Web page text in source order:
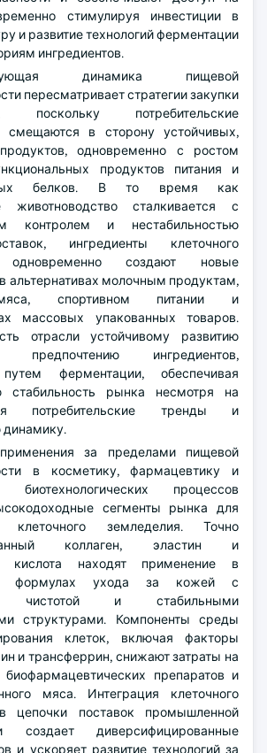
стимулируя инвестиции в
и развитие технологий ферментации
ингредиентов.
динамика пищевой
пересматривает стратегии закупки
поскольку потребительские
смещаются в сторону устойчивых,
одновременно с ростом
продуктов питания и
белков. В то время как
животноводство сталкивается с
контролем и нестабильностью
ингредиенты клеточного
одновременно создают новые
альтернативах молочным продуктам,
спортивном питании и
массовых упакованных товаров.
отрасли устойчивому развитию
предпочтению ингредиентов,
ферментации, обеспечивая
стабильность рынка несмотря на
потребительские тренды и
динамику.
за пределами пищевой
в косметику, фармацевтику и
процессов
сегменты рынка для
клеточного земледелия. Точно
коллаген, эластин и
кислота находят применение в
формулах ухода за кожей с
чистотой и стабильными
структурами. Компоненты среды
клеток, включая факторы
и трансферрин, снижают затраты на
биофармацевтических препаратов и
мяса. Интеграция клеточного
цепочки поставок промышленной
создает диверсифицированные
и ускоряет развитие технологий за